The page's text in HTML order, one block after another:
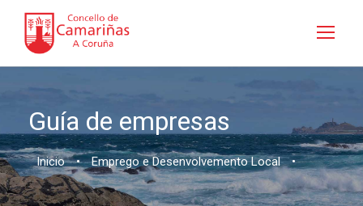
Guía de empresas
Inicio • Emprego e Desenvolvemento Local •